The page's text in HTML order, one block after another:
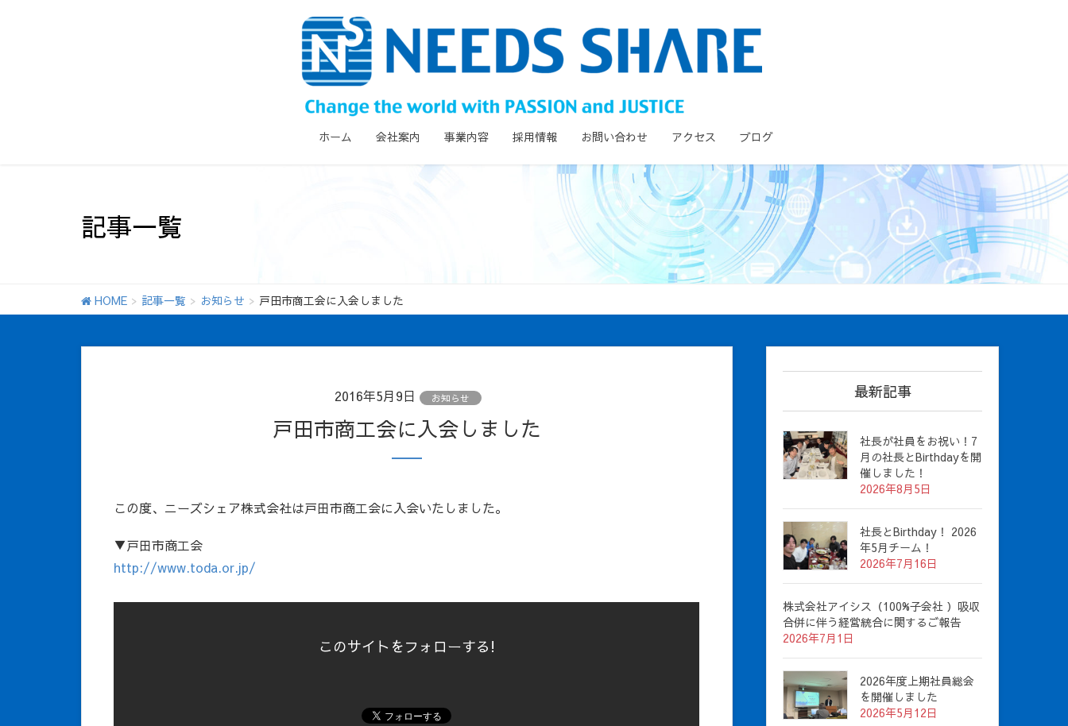
ホーム 会社案内 事業内容 採用情報 お問い合わせ アクセス ブログ
記事一覧
HOME 記事一覧 お知らせ 戸田市商工会に入会しました
2016年5月9日 お知らせ
戸田市商工会に入会しました
この度、ニーズシェア株式会社は戸田市商工会に入会いたしました。
▼戸田市商工会
http://www.toda.or.jp/
このサイトをフォローする!
最新記事
社長が社員をお祝い！7
月の社長とBirthdayを開
催しました！
2026年8月5日
社長とBirthday！ 2026
年5月チーム！
2026年7月16日
株式会社アイシス（100%子会社 ）吸収
合併に伴う経営統合に関するご報告
2026年7月1日
2026年度上期社員総会
を開催しました
2026年5月12日